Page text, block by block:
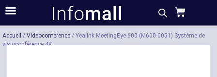
Acheter Description Caractéristiques
Accueil / Vidéoconférence / Yealink MeetingEye 600 (M600-0051) Système de
visioconférence 4K